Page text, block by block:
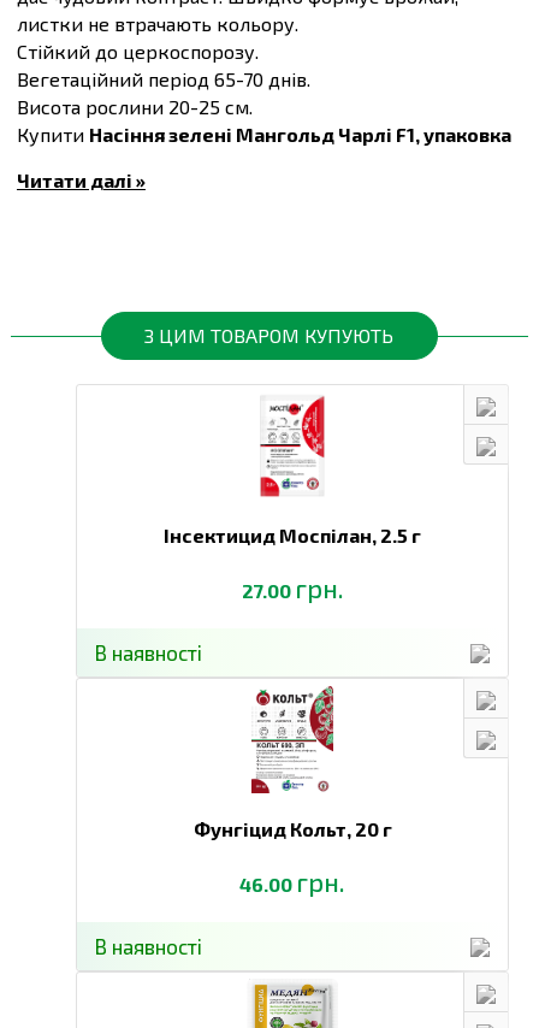
листки не втрачають кольору.
Стійкий до церкоспорозу.
Вегетаційний період 65-70 днів.
Висота рослини 20-25 см.
Купити Насіння зелені Мангольд Чарлі F1, упаковка
можете вінтернет-магазині
Читати далі »
З ЦИМ ТОВАРОМ КУПУЮТЬ
Інсектицид Моспілан, 2.5 г
27.00 грн.
В наявності
Фунгіцид Кольт, 20 г
46.00 грн.
В наявності